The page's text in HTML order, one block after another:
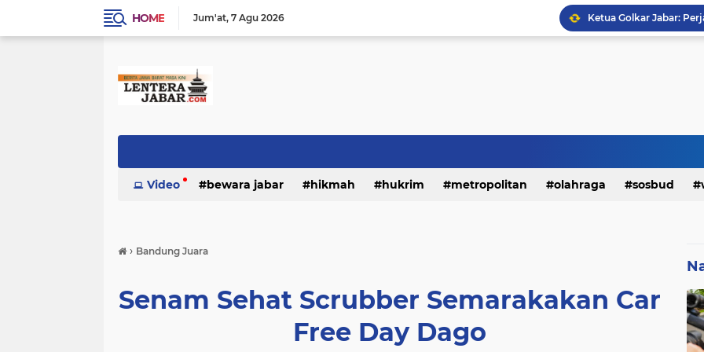
HOME Jum'at 7 Agu 2026
Video bewara jabar hikmah hukrim metropolitan olahraga sosbud
› Bandung Juara
Senam Sehat Scrubber Semarakakan Car
Free Day Dago